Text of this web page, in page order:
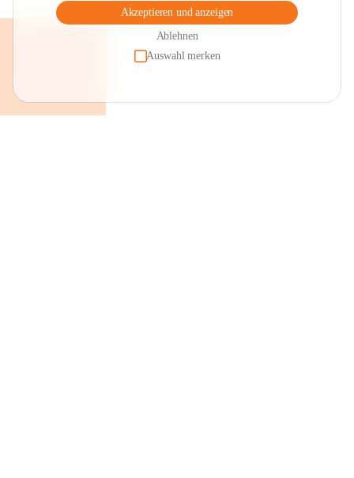
Akzeptieren und anzeigen
Ablehnen
Auswahl merken